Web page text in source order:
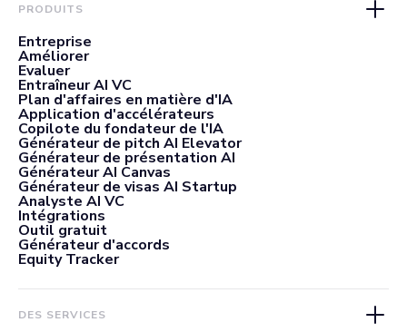
PRODUITS
Entreprise
Améliorer
Evaluer
Entraîneur AI VC
Plan d'affaires en matière d'IA
Application d'accélérateurs
Copilote du fondateur de l'IA
Générateur de pitch AI Elevator
Générateur de présentation AI
Générateur AI Canvas
Générateur de visas AI Startup
Analyste AI VC
Intégrations
Outil gratuit
Générateur d'accords
Equity Tracker
DES SERVICES